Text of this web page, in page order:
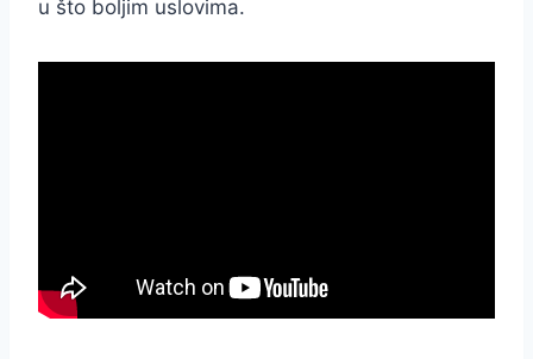
u što boljim uslovima.